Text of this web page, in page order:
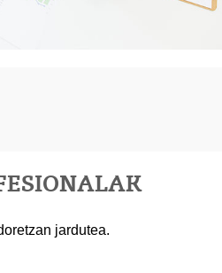
jardutea.